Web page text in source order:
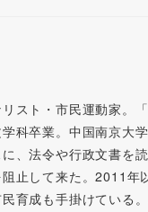
スト・市民運動家。
科卒業。中国南京大
、法令や行政文書を
止して来た。2011年
育成も手掛けている